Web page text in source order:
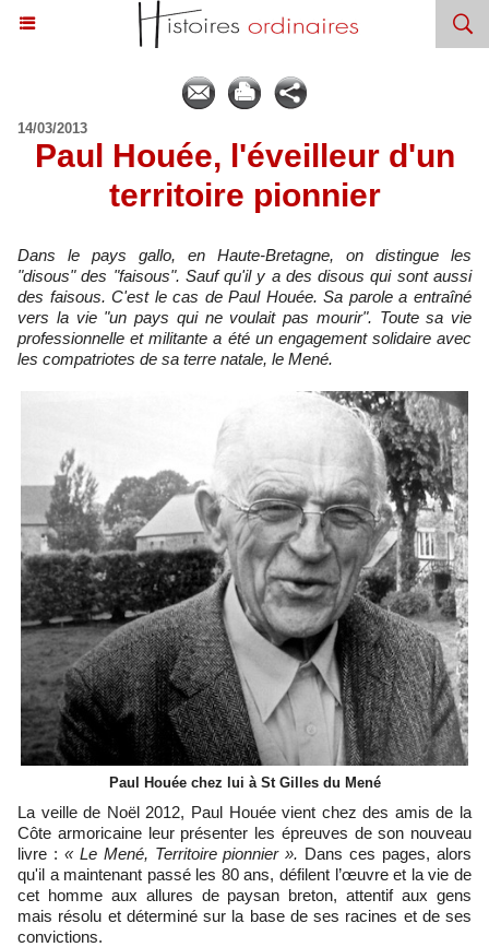
14/03/2013
Paul Houée, l'éveilleur d'un
territoire pionnier
Dans le pays gallo, en Haute-Bretagne, on distingue les
"disous" des "faisous". Sauf qu'il y a des disous qui sont aussi
des faisous. C'est le cas de Paul Houée. Sa parole a entraîné
vers la vie "un pays qui ne voulait pas mourir". Toute sa vie
professionnelle et militante a été un engagement solidaire avec
les compatriotes de sa terre natale, le Mené.
Paul Houée chez lui à St Gilles du Mené
La veille de Noël 2012, Paul Houée vient chez des amis de la
Côte armoricaine leur présenter les épreuves de son nouveau
livre : « Le Mené, Territoire pionnier ». Dans ces pages, alors
qu'il a maintenant passé les 80 ans, défilent l’œuvre et la vie de
cet homme aux allures de paysan breton, attentif aux gens
mais résolu et déterminé sur la base de ses racines et de ses
convictions.